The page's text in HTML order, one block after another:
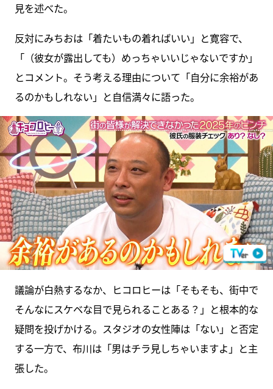
見を述べた。
反対にみちおは「着たいもの着ればいい」と寛容で、
「（彼女が露出しても）めっちゃいいじゃないですか」
とコメント。そう考える理由について「自分に余裕があ
るのかもしれない」と自信満々に語った。
議論が白熱するなか、ヒコロヒーは「そもそも、街中で
そんなにスケベな目で見られることある？」と根本的な
疑問を投げかける。スタジオの女性陣は「ない」と否定
する一方で、布川は「男はチラ見しちゃいますよ」と主
張した。